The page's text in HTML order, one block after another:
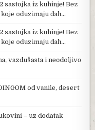
sastojka iz kuhinje! Bez
oduzimaju dah…
sastojka iz kuhinje! Bez
oduzimaju dah…
vazdušasta i neodoljivo
od vanile, desert
– uz dodatak